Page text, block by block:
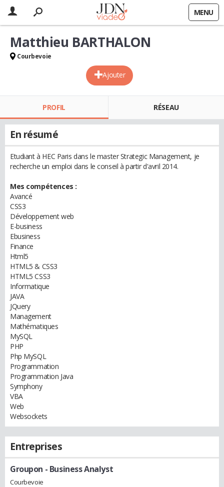
MENU
Ajouter
Matthieu BARTHALON
Courbevoie
PROFIL RÉSEAU
En résumé
Etudiant à HEC Paris dans le master Strategic Management, je
recherche un emploi dans le conseil à partir d'avril 2014.
Mes compétences :
Avancé
CSS3
Développement web
E-business
Ebusiness
Finance
Html5
HTML5 & CSS3
HTML5 CSS3
Informatique
JAVA
JQuery
Management
Mathématiques
MySQL
PHP
Php MySQL
Programmation
Programmation Java
Symphony
VBA
Web
Websockets
Entreprises
Groupon - Business Analyst
Courbevoie